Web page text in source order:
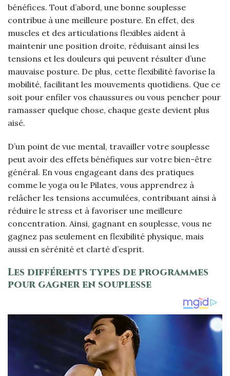
bénéfices. Tout d’abord, une bonne souplesse
contribue à une meilleure posture. En effet, des
muscles et des articulations flexibles aident à
maintenir une position droite, réduisant ainsi les
tensions et les douleurs qui peuvent résulter d’une
mauvaise posture. De plus, cette flexibilité favorise la
mobilité, facilitant les mouvements quotidiens. Que ce
soit pour enfiler vos chaussures ou vous pencher pour
ramasser quelque chose, chaque geste devient plus
aisé.
D’un point de vue mental, travailler votre souplesse
peut avoir des effets bénéfiques sur votre bien-être
général. En vous engageant dans des pratiques
comme le yoga ou le Pilates, vous apprendrez à
relâcher les tensions accumulées, contribuant ainsi à
réduire le stress et à favoriser une meilleure
concentration. Ainsi, gagnant en souplesse, vous ne
gagnez pas seulement en flexibilité physique, mais
aussi en sérénité et clarté d’esprit.
Les différents types de programmes
pour gagner en souplesse